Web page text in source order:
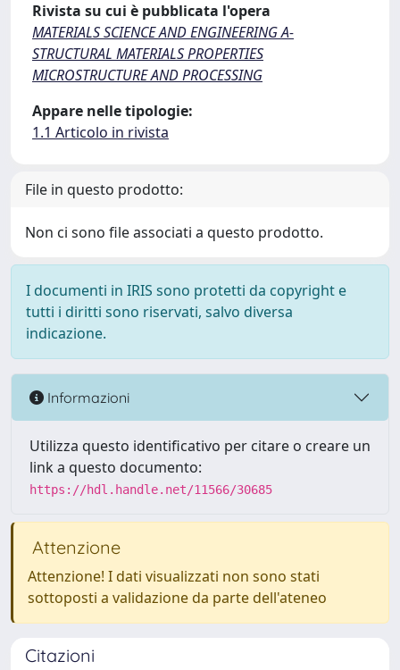
Rivista su cui è pubblicata l'opera
MATERIALS SCIENCE AND ENGINEERING A-
STRUCTURAL MATERIALS PROPERTIES
MICROSTRUCTURE AND PROCESSING
Appare nelle tipologie:
1.1 Articolo in rivista
File in questo prodotto:
Non ci sono file associati a questo prodotto.
I documenti in IRIS sono protetti da copyright e
tutti i diritti sono riservati, salvo diversa
indicazione.
Informazioni
Utilizza questo identificativo per citare o creare un
link a questo documento:
https://hdl.handle.net/11566/30685
Attenzione
Attenzione! I dati visualizzati non sono stati
sottoposti a validazione da parte dell'ateneo
Citazioni